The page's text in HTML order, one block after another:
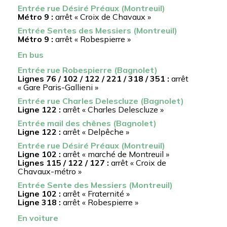
Entrée rue Désiré Préaux (Montreuil)
Métro 9 : arrêt « Croix de Chavaux »
Entrée Sentes des Messiers (Montreuil)
Métro 9 : arrêt « Robespierre »
En bus
Entrée rue Robespierre (Bagnolet)
Lignes 76 / 102 / 122 / 221 / 318 / 351 : arrêt
« Gare Paris-Gallieni »
Entrée rue Charles Delescluze (Bagnolet)
Ligne 122 : arrêt « Charles Delescluze »
Entrée mail des chênes (Bagnolet)
Ligne 122 : arrêt « Delpêche »
Entrée rue Désiré Préaux (Montreuil)
Ligne 102 : arrêt « marché de Montreuil »
Lignes 115 / 122 / 127 : arrêt « Croix de
Chavaux-métro »
Entrée Sente des Messiers (Montreuil)
Ligne 102 : arrêt « Fraternité »
Ligne 318 : arrêt « Robespierre »
En voiture